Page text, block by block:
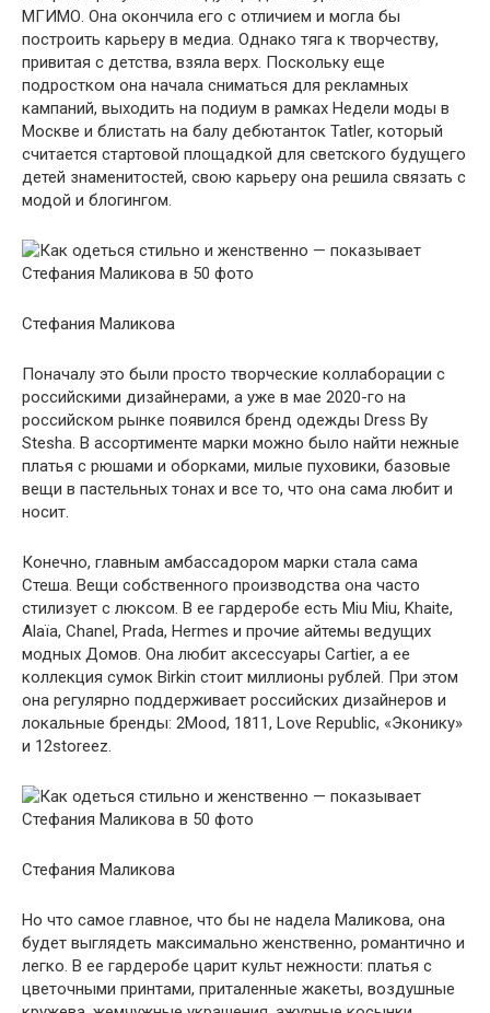
МГИМО. Она окончила его с отличием и могла бы
построить карьеру в медиа. Однако тяга к творчеству,
привитая с детства, взяла верх. Поскольку еще
подростком она начала сниматься для рекламных
кампаний, выходить на подиум в рамках Недели моды в
Москве и блистать на балу дебютанток Tatler, который
считается стартовой площадкой для светского будущего
детей знаменитостей, свою карьеру она решила связать с
модой и блогингом.
Стефания Маликова
Поначалу это были просто творческие коллаборации с
российскими дизайнерами, а уже в мае 2020-го на
российском рынке появился бренд одежды Dress By
Stesha. В ассортименте марки можно было найти нежные
платья с рюшами и оборками, милые пуховики, базовые
вещи в пастельных тонах и все то, что она сама любит и
носит.
Конечно, главным амбассадором марки стала сама
Стеша. Вещи собственного производства она часто
стилизует с люксом. В ее гардеробе есть Miu Miu, Khaite,
Alaïa, Chanel, Prada, Hermes и прочие айтемы ведущих
модных Домов. Она любит аксессуары Cartier, а ее
коллекция сумок Birkin стоит миллионы рублей. При этом
она регулярно поддерживает российских дизайнеров и
локальные бренды: 2Mood, 1811, Love Republic, «Эконику»
и 12storeez.
Стефания Маликова
Но что самое главное, что бы не надела Маликова, она
будет выглядеть максимально женственно, романтично и
легко. В ее гардеробе царит культ нежности: платья с
цветочными принтами, приталенные жакеты, воздушные